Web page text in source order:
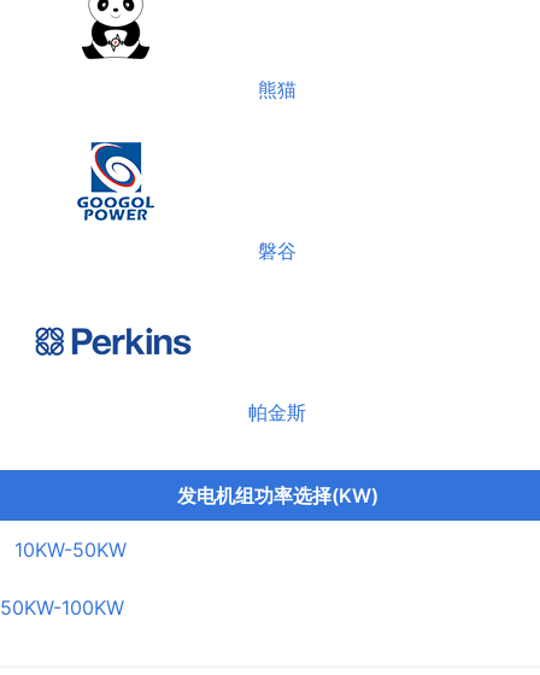
熊猫
磐谷
帕金斯
发电机组功率选择(KW)
10KW-50KW
50KW-100KW